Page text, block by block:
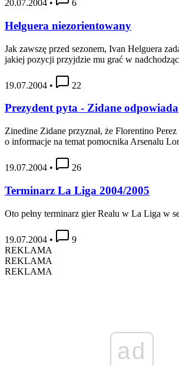
20.07.2004 • 6
Helguera niezorientowany
Jak zawszę przed sezonem, Ivan Helguera
jakiej pozycji przyjdzie mu grać w
19.07.2004 • 22
Prezydent pyta - Zidane odpowiada
Zinedine Zidane przyznał, że Florentino Perez
o informacje na temat pomocnika Arsenalu
19.07.2004 • 26
Terminarz La Liga 2004/2005
Oto pełny terminarz gier Realu w La Liga w
19.07.2004 •
9
REKLAMA
REKLAMA
REKLAMA
ad